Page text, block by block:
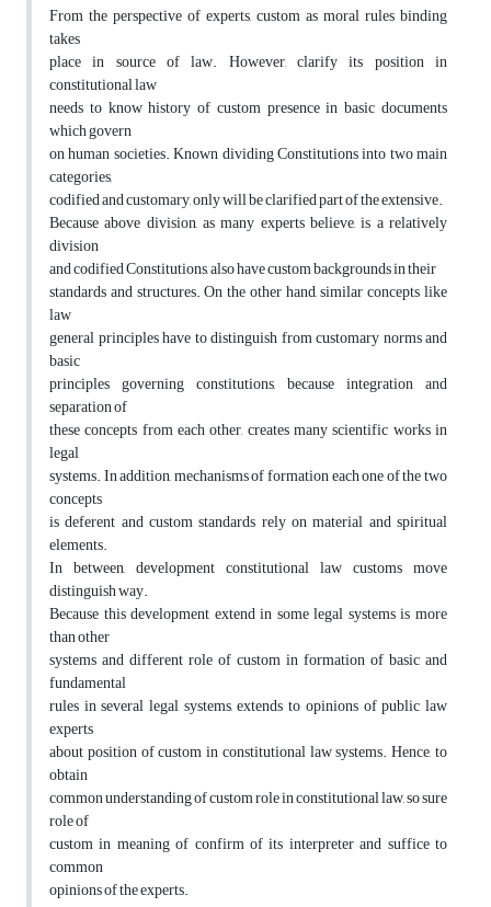
From the perspective of experts, custom as moral rules binding
takes
place in source of law. However, clarify its position in
constitutional law
needs to know history of custom presence in basic documents
which govern
on human societies. Known dividing Constitutions into two main
categories,
codified and customary, only will be clarified part of the extensive.
Because above division, as many experts believe, is a relatively
division
and codified Constitutions, also have custom backgrounds in their
standards and structures. On the other hand, similar concepts like
law
general principles have to distinguish from customary norms and
basic
principles governing constitutions, because integration and
separation of
these concepts from each other, creates many scientific works in
legal
systems. In addition, mechanisms of formation each one of the two
concepts
is deferent and custom standards rely on material and spiritual
elements.
In between, development constitutional law customs move
distinguish way.
Because this development extend in some legal systems is more
than other
systems and different role of custom in formation of basic and
fundamental
rules in several legal systems, extends to opinions of public law
experts
about position of custom in constitutional law systems. Hence, to
obtain
common understanding of custom role in constitutional law, so sure
role of
custom in meaning of confirm of its interpreter and suffice to
common
opinions of the experts.